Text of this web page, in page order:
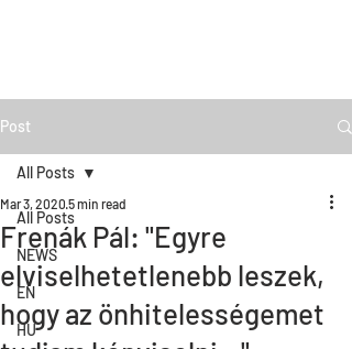
Post
All Posts
NEWS
EN
HU
All Posts
Frenák Pál: "Egyre
elviselhetetlenebb leszek,
hogy az önhitelességemet
Mar 3, 2020 5 min read